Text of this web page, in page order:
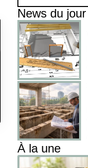
News du jour
À la une